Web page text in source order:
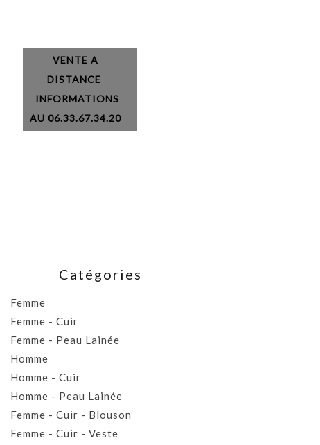
VENTE A
DISTANCE
INFORMATIONS
AU 06.33.67.34.20
Catégories
Femme
Femme - Cuir
Femme - Peau Lainée
Homme
Homme - Cuir
Homme - Peau Lainée
Femme - Cuir - Blouson
Femme - Cuir - Veste